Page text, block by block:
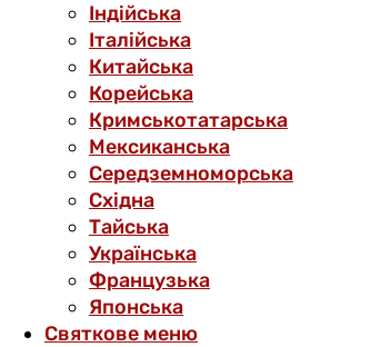
Індійська
Італійська
Китайська
Корейська
Кримськотатарська
Мексиканська
Середземноморська
Східна
Тайська
Українська
Французька
Японська
Святкове меню